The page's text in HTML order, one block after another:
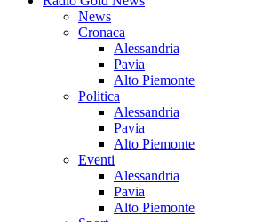
News
Cronaca
Alessandria
Pavia
Alto Piemonte
Politica
Alessandria
Pavia
Alto Piemonte
Eventi
Alessandria
Pavia
Alto Piemonte